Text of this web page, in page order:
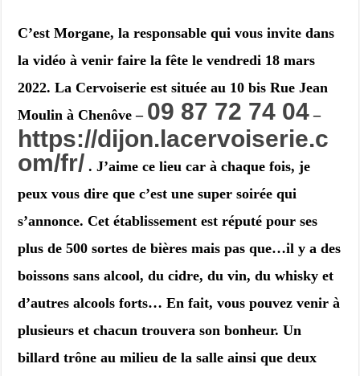
C’est Morgane, la responsable qui vous invite dans
la vidéo à venir faire la fête le vendredi 18 mars
2022. La Cervoiserie est située au 10 bis Rue Jean
Moulin à Chenôve – 09 87 72 74 04 –
https://dijon.lacervoiserie.c
om/fr/ . J’aime ce lieu car à chaque fois, je
peux vous dire que c’est une super soirée qui
s’annonce. Cet établissement est réputé pour ses
plus de 500 sortes de bières mais pas que…il y a des
boissons sans alcool, du cidre, du vin, du whisky et
d’autres alcools forts… En fait, vous pouvez venir à
plusieurs et chacun trouvera son bonheur. Un
billard trône au milieu de la salle ainsi que deux